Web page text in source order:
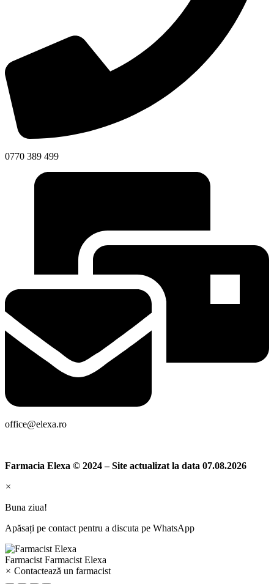
0770 389 499
office@elexa.ro
Farmacia Elexa © 2024 – Site actualizat la data 07.08.2026
×
Buna ziua!
Apăsați pe contact pentru a discuta pe WhatsApp
Farmacist Farmacist Elexa
× Contactează un farmacist